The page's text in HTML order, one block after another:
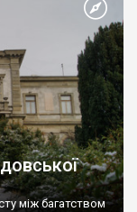
між багатством